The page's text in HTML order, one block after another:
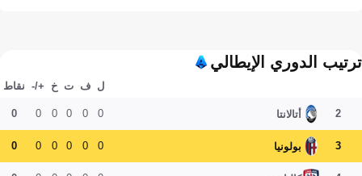
ترتيب الدوري الإيطالي
ل ف ت خ +/- نقاط
2 أتالانتا 0
0
0
0
0
0
3 بولونيا 0
0
0
0
0
0